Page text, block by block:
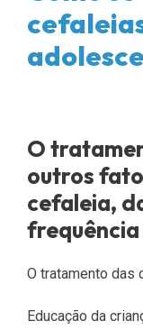
O
outros
cefaleia,
O tratamento das
Educação da